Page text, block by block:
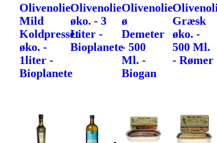
Olivenolie
Mild
Koldpresset
øko. -
1liter -
Bioplanete
Olivenolie
øko. - 3
Liter -
Bioplanete
Olivenolie
ø
Demeter
- 500
Ml. -
Biogan
Græsk
øko. -
500 Ml.
- Rømer